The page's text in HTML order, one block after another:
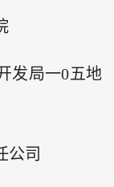
发局一0五地
公司